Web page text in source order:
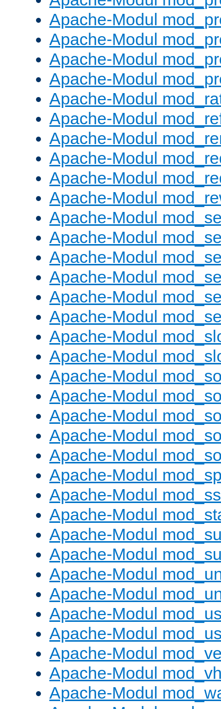
Apache-Modul
Apache-Modul
Apache-Modul
Apache-Modul
Apache-Modul
Apache-Modul
Apache-Modul
Apache-Modul
Apache-Modul
Apache-Modul
Apache-Modul
Apache-Modul
Apache-Modul
Apache-Modul
Apache-Modul
Apache-Modul
Apache-Modul
Apache-Modul
Apache-Modul
Apache-Modul
Apache-Modul
Apache-Modul
Apache-Modul
Apache-Modul
Apache-Modul
Apache-Modul
Apache-Modul
Apache-Modul
Apache-Modul
Apache-Modul
Apache-Modul
Apache-Modul
Apache-Modul
Apache-Modul
Apache-Modul